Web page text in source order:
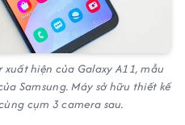
hiện của Galaxy A11, mẫu
Samsung. Máy sở hữu thiết kế
cụm 3 camera sau.